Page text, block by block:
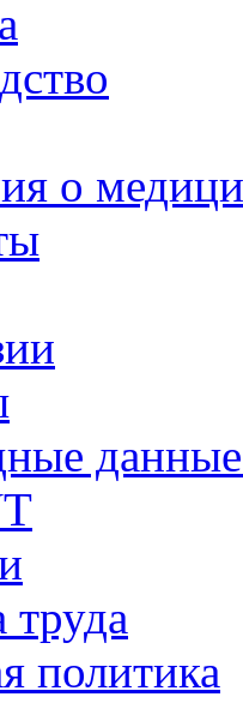
о
данные
политика